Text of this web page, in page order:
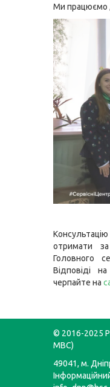
Ми працюємо
отримати
Головного
Відповіді
черпайте на
© 2016-2025
МВС)
49041, м.